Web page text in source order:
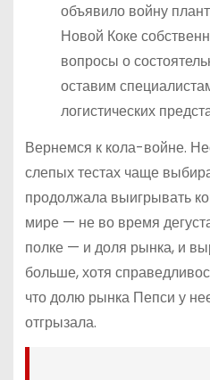
объявило войну
Новой Коке
вопросы о
оставим
логистических
Вернемся к кола-войне.
слепых тестах чаще
продолжала выигрывать
мире — не во время
полке — и доля рынка, и
больше, хотя
что долю рынка Пепси у
отгрызала.